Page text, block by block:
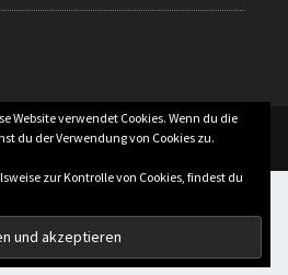
Rights Reserved.
Website verwendet Cookies. Wenn du die
du der Verwendung von Cookies zu.
zur Kontrolle von Cookies, findest du